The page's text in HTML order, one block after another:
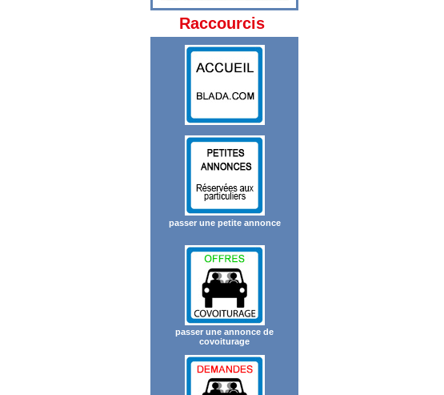
Raccourcis
passer une petite annonce
passer une annonce de
covoiturage